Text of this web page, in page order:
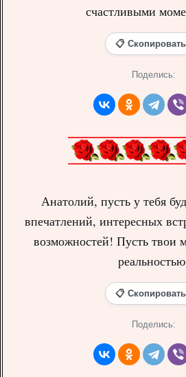
счастливыми
📋 Скопировать
Поделись:
Анатолий, пусть у тебя
впечатлений, интересных
возможностей! Пусть твои
📋 Скопировать
Поделись: